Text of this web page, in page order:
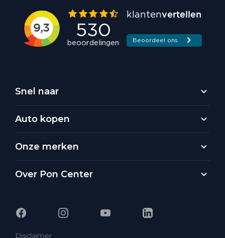
Snel naar
Auto kopen
Onze merken
Over Pon Center
Disclaimer